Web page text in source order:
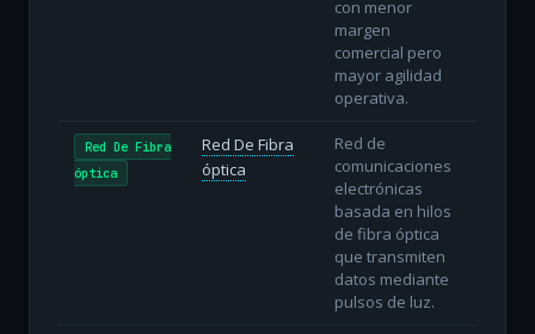
con menor
margen
comercial pero
mayor agilidad
operativa.
Red De Fibra
óptica
Red De Fibra
óptica
Red de
comunicaciones
electrónicas
basada en hilos
de fibra óptica
que transmiten
datos mediante
pulsos de luz.